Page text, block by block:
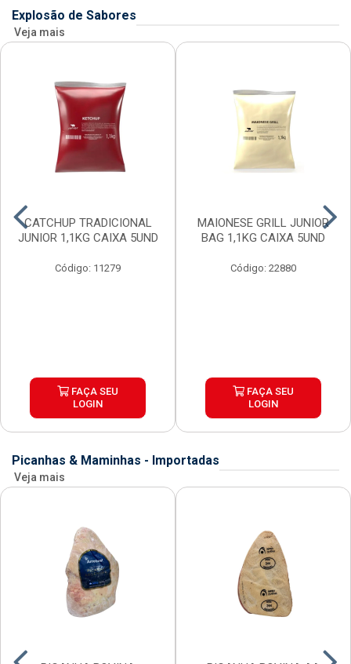
Explosão de Sabores
Veja mais
CATCHUP TRADICIONAL
JUNIOR 1,1KG CAIXA 5UND
Código: 11279
FAÇA SEU
LOGIN
MAIONESE GRILL JUNIOR
BAG 1,1KG CAIXA 5UND
Código: 22880
FAÇA SEU
LOGIN
Picanhas & Maminhas - Importadas
Veja mais